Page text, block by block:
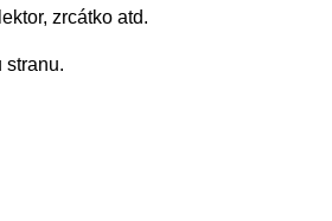
zrcátko atd.
stranu.